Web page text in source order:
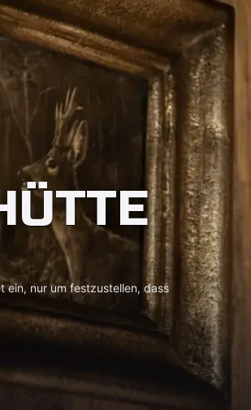
ein, nur um festzustellen, dass